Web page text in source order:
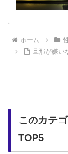
ホーム
旦那が嫌い
このカテ
TOP5